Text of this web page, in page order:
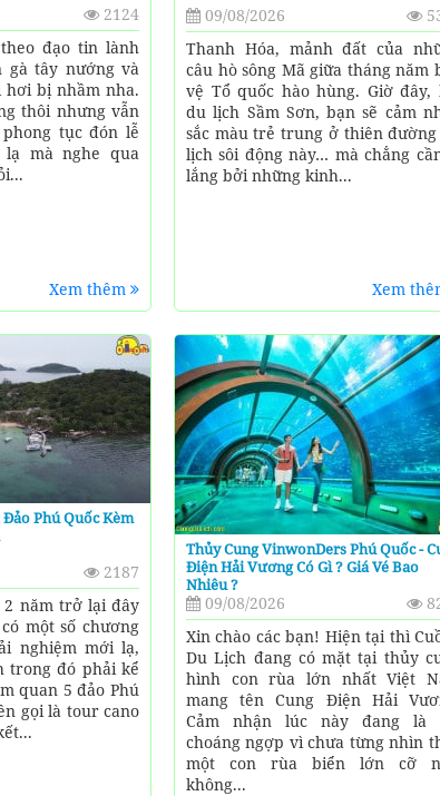
2124
đạo tin lành
gà tây nướng và
hơi bị nhầm nha.
thôi nhưng vẫn
tục đón lễ
mà nghe qua
Xem thêm
09/08/2026
Thanh Hóa, mảnh đất của
câu hò sông Mã giữa tháng năm
vệ Tổ quốc hào hùng. Giờ đây,
du lịch Sầm Sơn, bạn sẽ cảm
sắc màu trẻ trung ở thiên
lịch sôi động này… mà chẳng
lắng bởi những kinh...
Xem
Phú Quốc Kèm
2187
2 năm trở lại đây
một số chương
nghiệm mới lạ,
trong đó phải kể
quan 5 đảo Phú
gọi là tour cano
Thủy Cung VinwonDers Phú Quốc -
Điện Hải Vương Có Gì ? Giá Vé Bao
Nhiêu ?
09/08/2026
Xin chào các bạn! Hiện tại thì
Du Lịch đang có mặt tại thủy
hình con rùa lớn nhất Việt
mang tên Cung Điện Hải
Cảm nhận lúc này đang là
choáng ngợp vì chưa từng nhìn
một con rùa biển lớn cỡ
không...